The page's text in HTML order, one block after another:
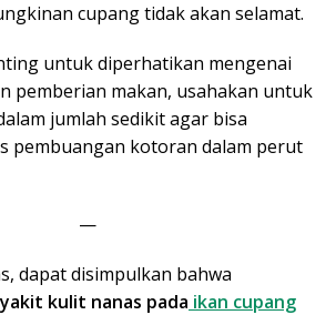
cupang tidak akan selamat.
untuk diperhatikan mengenai
pemberian makan, usahakan untuk
jumlah sedikit agar bisa
pembuangan kotoran dalam perut
—
dapat disimpulkan bahwa
kulit nanas pada ikan cupang